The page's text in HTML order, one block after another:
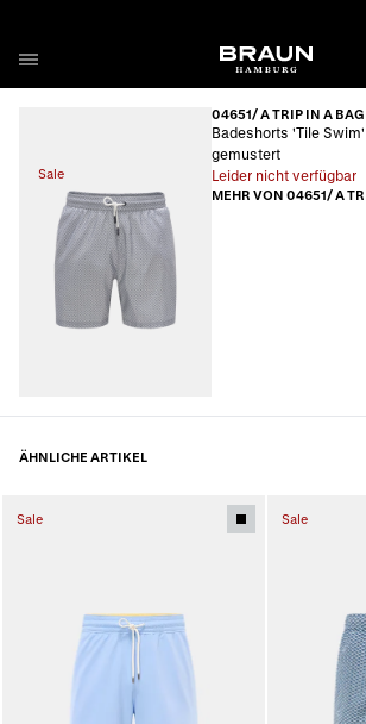
Sale
04651/ A TRIP IN A BAG
Badeshorts 'Tile
gemustert
Leider nicht verfügbar
MEHR VON 04651/ A
ÄHNLICHE ARTIKEL
Sale Sale